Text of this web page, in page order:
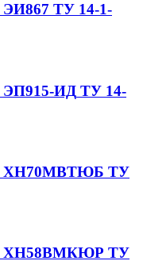
ЭИ867 ТУ 14-1-
ЭП915-ИД ТУ 14-
ХН70МВТЮБ ТУ
ХН58ВМКЮР ТУ